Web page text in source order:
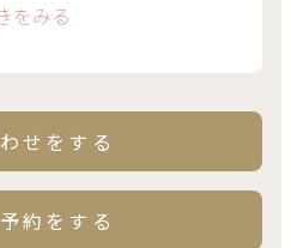
合わせください✨
をみる
せをする
約をする